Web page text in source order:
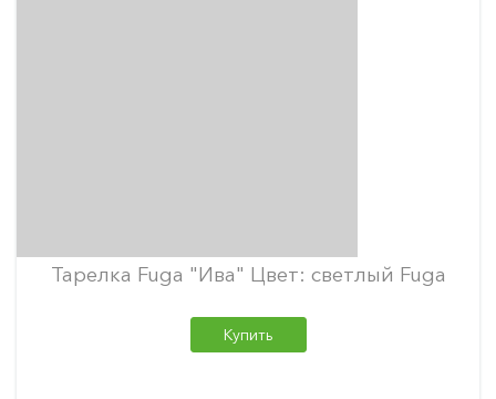
Тарелка Fuga "Ива" Цвет: светлый Fuga
Купить